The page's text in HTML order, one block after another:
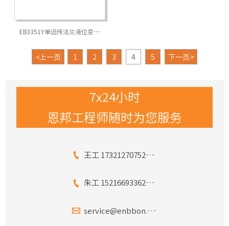
EB3351Y单远传法兰液位变送
<上一页 1 2 3 4 5 下一页 >
7x24小时
恩邦工程师随时为您服务
 王工 17321270752（微信同号）
 朱工 15216693362（微信同号）
 service@enbbon.com